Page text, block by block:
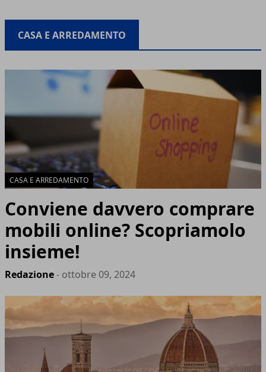
CASA E ARREDAMENTO
CASA E ARREDAMENTO
Conviene davvero comprare
mobili online? Scopriamolo
insieme!
Redazione- ottobre 09, 2024